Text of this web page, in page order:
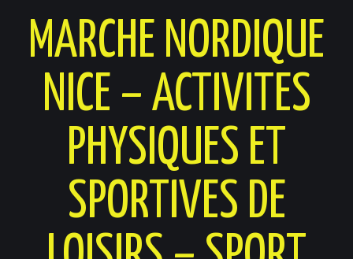
MARCHE NORDIQUE
NICE – ACTIVITES
PHYSIQUES ET
SPORTIVES DE